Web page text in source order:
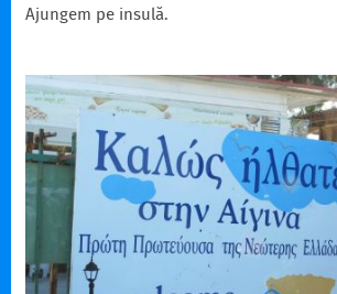
Ajungem pe insulă.